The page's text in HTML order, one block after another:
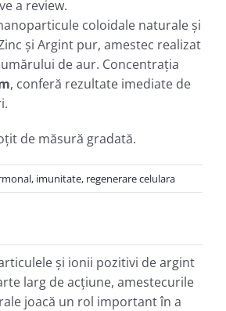
a review.
coloidale naturale şi
şi Argint pur, amestec realizat
de aur. Concentraţia
, conferă rezultate imediate de
de măsură gradată.
, imunitate, regenerare celulara
şi ionii pozitivi de argint
larg de acţiune, amestecurile
joacă un rol important în a